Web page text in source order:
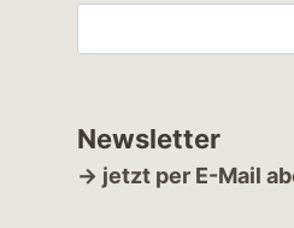
Newsletter
→ jetzt per E-Mail